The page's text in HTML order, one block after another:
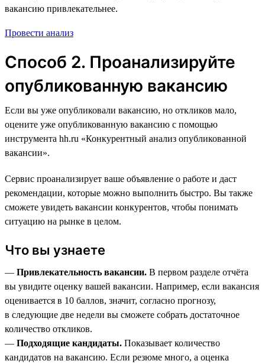
вакансию привлекательнее.
Провести анализ
Способ 2. Проанализируйте
опубликованную вакансию
Если вы уже опубликовали вакансию, но откликов мало,
оцените уже опубликованную вакансию с помощью
инструмента hh.ru «Конкурентный анализ опубликованной
вакансии».
Сервис проанализирует ваше объявление о работе и даст
рекомендации, которые можно выполнить быстро. Вы также
сможете увидеть вакансии конкурентов, чтобы понимать
ситуацию на рынке в целом.
Что вы узнаете
— Привлекательность вакансии. В первом разделе отчёта
вы увидите оценку вашей вакансии. Например, если вакансия
оценивается в 10 баллов, значит, согласно прогнозу,
в следующие две недели вы сможете собрать достаточное
количество откликов.
— Подходящие кандидаты. Показывает количество
кандидатов на вакансию. Если резюме много, а оценка